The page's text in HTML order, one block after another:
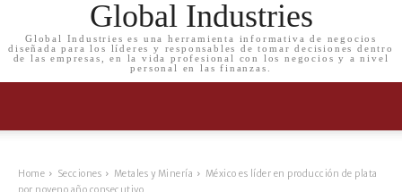
Global Industries
Global Industries es una herramienta informativa de negocios
diseñada para los líderes y responsables de tomar decisiones dentro
de las empresas, en la vida profesional con los negocios y a nivel
personal en las finanzas.
Home Secciones Metales y Minería
México es líder en producción de plata